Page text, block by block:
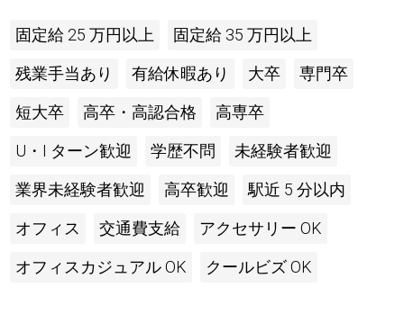
固定給 25 万円以上 固定給 35 万円以上
残業手当あり 有給休暇あり 大卒 専門卒
短大卒 高卒・高認合格 高専卒
U・I ターン歓迎 学歴不問 未経験者歓迎
業界未経験者歓迎 高卒歓迎 駅近 5 分以内
オフィス 交通費支給 アクセサリー OK
オフィスカジュアル OK クールビズ OK